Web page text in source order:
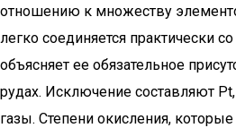
отношению к множеству
легко соединяется практически
объясняет ее обязательное
рудах. Исключение составляют
газы. Степени окисления,